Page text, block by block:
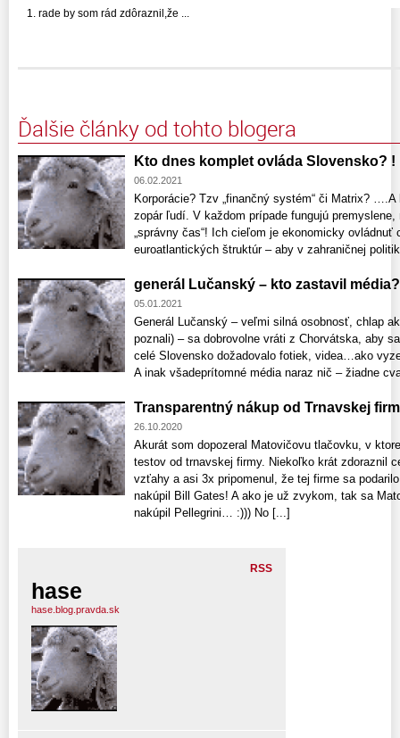
1. rade by som rád zdôraznil,že ...
Ďalšie články od tohto blogera
Kto dnes komplet ovláda Slovensko? !
06.02.2021
Korporácie? Tzv „finančný systém“ či Matrix?
zopár ľudí. V každom prípade fungujú
„správny čas“! Ich cieľom je ekonomicky
euroatlantických štruktúr – aby v zahraničnej
generál Lučanský – kto zastavil
05.01.2021
Generál Lučanský – veľmi silná osobnosť, chlap
poznali) – sa dobrovolne vráti z Chorvátska, aby
celé Slovensko dožadovalo fotiek, videa…ako
A inak všadeprítomné média naraz nič – žiadne
Transparentný nákup od Trnavskej
26.10.2020
Akurát som dopozeral Matovičovu tlačovku, v
testov od trnavskej firmy. Niekoľko krát zdoraznil
vzťahy a asi 3x pripomenul, že tej firme sa
nakúpil Bill Gates! A ako je už zvykom, tak sa
nakúpil Pellegrini… :))) No [...]
RSS
hase
hase.blog.pravda.sk